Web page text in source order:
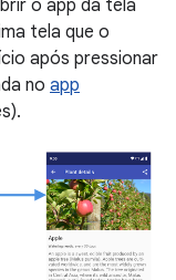
o app da tela
tela que o
após pressionar
no app